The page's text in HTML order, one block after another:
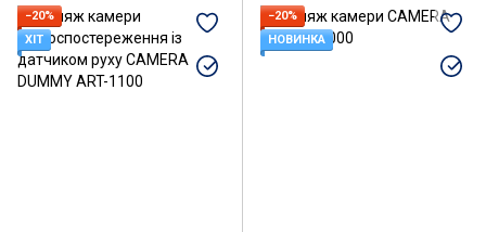
−20%
ХІТ
−20%
НОВИНКА